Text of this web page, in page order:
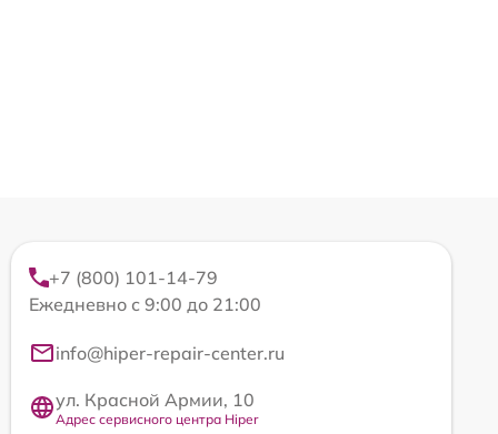
+7 (800) 101-14-79
Ежедневно с 9:00 до 21:00
info@hiper-repair-center.ru
ул. Красной Армии, 10
Адрес сервисного центра Hiper